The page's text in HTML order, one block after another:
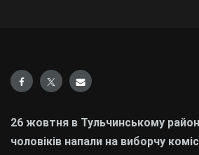
26 жовтня в Тульчинському
чоловіків напали на виборчу